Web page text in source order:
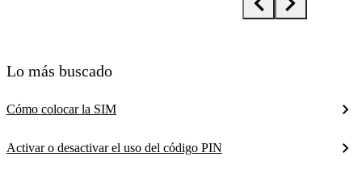
Lo más buscado
Cómo colocar la SIM
Activar o desactivar el uso del código PIN